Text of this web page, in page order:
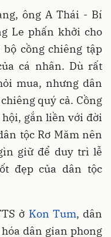
ông A Thái - Bí
Le phấn khởi cho
cồng chiêng tập
cá nhân. Dù rất
mua, nhưng dân
quý cả. Cồng
gắn liền với đời
tộc Rơ Măm nên
giữ để duy trì lễ
đẹp của dân tộc
ở Kon Tum, dân
dân gian phong